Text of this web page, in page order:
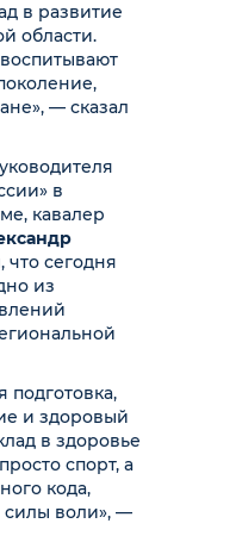
в развитие
области.
— сказал
в
кавалер
что сегодня
из
подготовка,
и здоровый
в здоровье
спорт, а
кода,
воли», —